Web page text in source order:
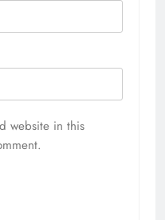
website in this